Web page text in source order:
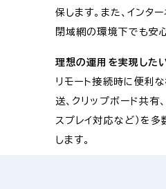
保します。また、インタ
閉域網の環境下でも安
理想の運用を実現した
リモート接続時に便利な
送、クリップボード共有
スプレイ対応など）を
します。